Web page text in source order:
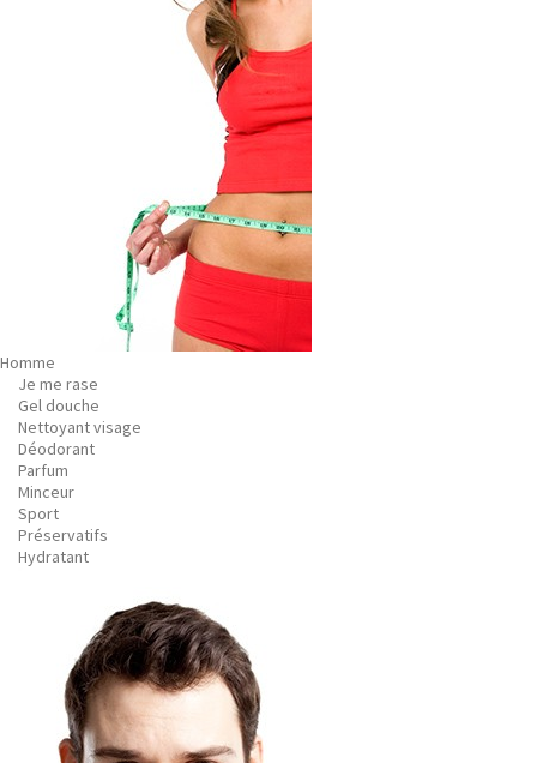
Homme
Je me rase
Gel douche
Nettoyant visage
Déodorant
Parfum
Minceur
Sport
Préservatifs
Hydratant